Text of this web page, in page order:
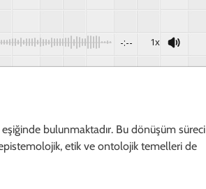
-:-- 1x
bulunmaktadır. Bu dönüşüm süreci
etik ve ontolojik temelleri de